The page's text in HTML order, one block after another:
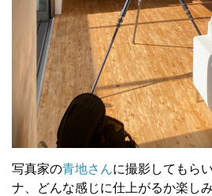
写真家の青地さんに撮影してもら
ナ、どんな感じに仕上がるか楽しみ